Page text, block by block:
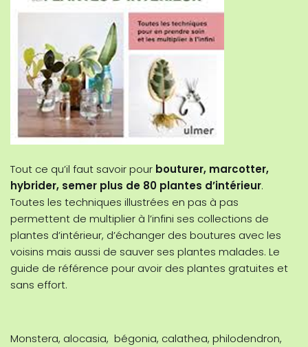
Tout ce qu’il faut savoir pour bouturer, marcotter,
hybrider, semer plus de 80 plantes d’intérieur.
Toutes les techniques illustrées en pas à pas
permettent de multiplier à l’infini ses collections de
plantes d’intérieur, d’échanger des boutures avec les
voisins mais aussi de sauver ses plantes malades. Le
guide de référence pour avoir des plantes gratuites et
sans effort.
Monstera, alocasia, bégonia, calathea, philodendron,